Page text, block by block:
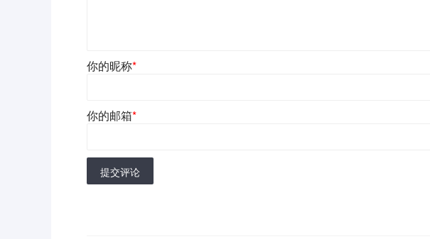
你的昵称*
你的邮箱*
提交评论